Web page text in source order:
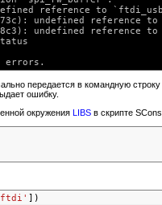
reference to
undefined reference
undefined reference to
передается в командную
ошибку.
окружения LIBSв скрипте